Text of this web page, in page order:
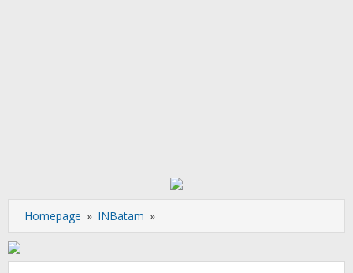
Homepage » INBatam »
Kemudahan
BP